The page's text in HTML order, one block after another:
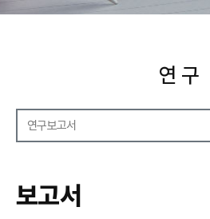
연 구
연구보고서
CEO Brief
영상자료
보고서